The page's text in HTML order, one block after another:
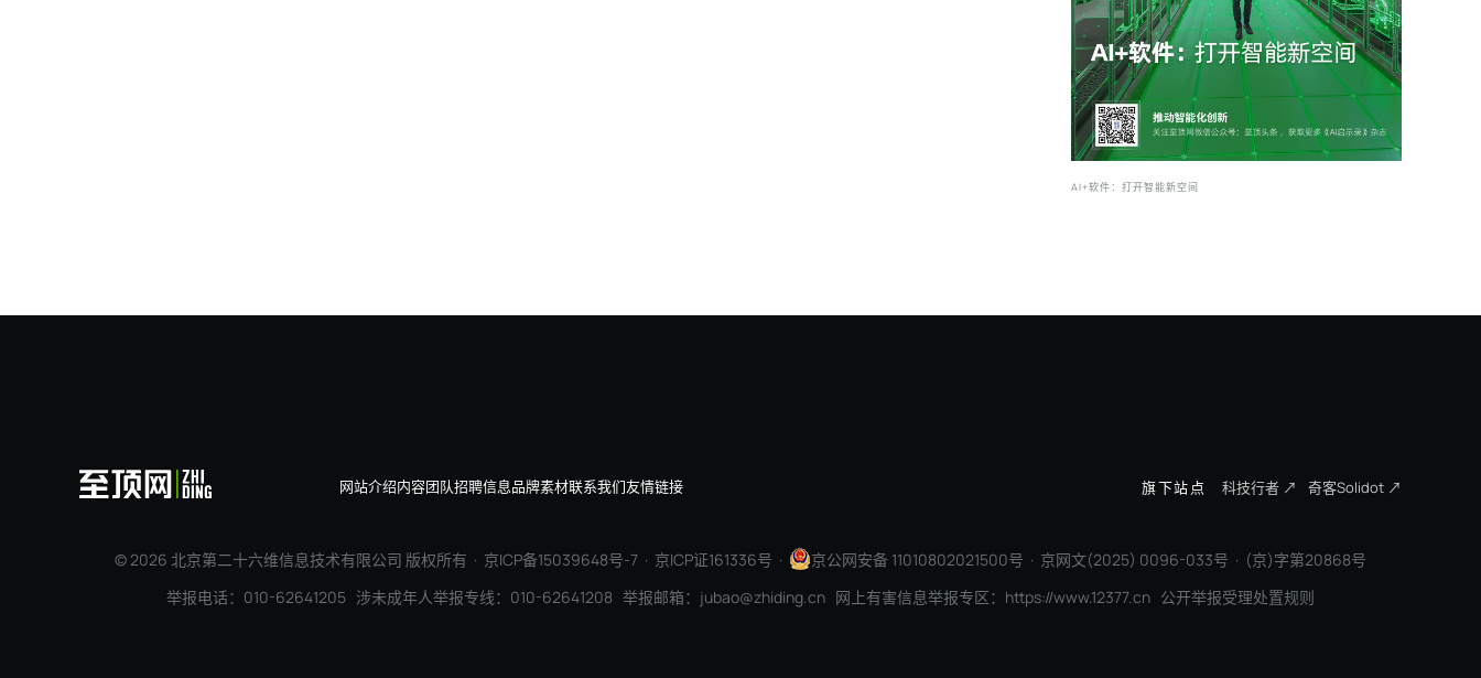
AI+软件：打开智能新空间
网站介绍内容团队招聘信息品牌素材联系我们友情链接 旗下站点 科技行者 ↗ 奇客Solidot ↗
© 2026 北京第二十六维信息技术有限公司 版权所有 · 京ICP备15039648号-7 · 京ICP证161336号 ·
京公网安备 11010802021500号 · 京网文(2025) 0096-033号 · (京)字第20868号
举报电话：010-62641205 涉未成年人举报专线：010-62641208 举报邮箱：jubao@zhiding.cn 网上有害信息举报专区： https://www.12377.cn 公开举报受理处置规则